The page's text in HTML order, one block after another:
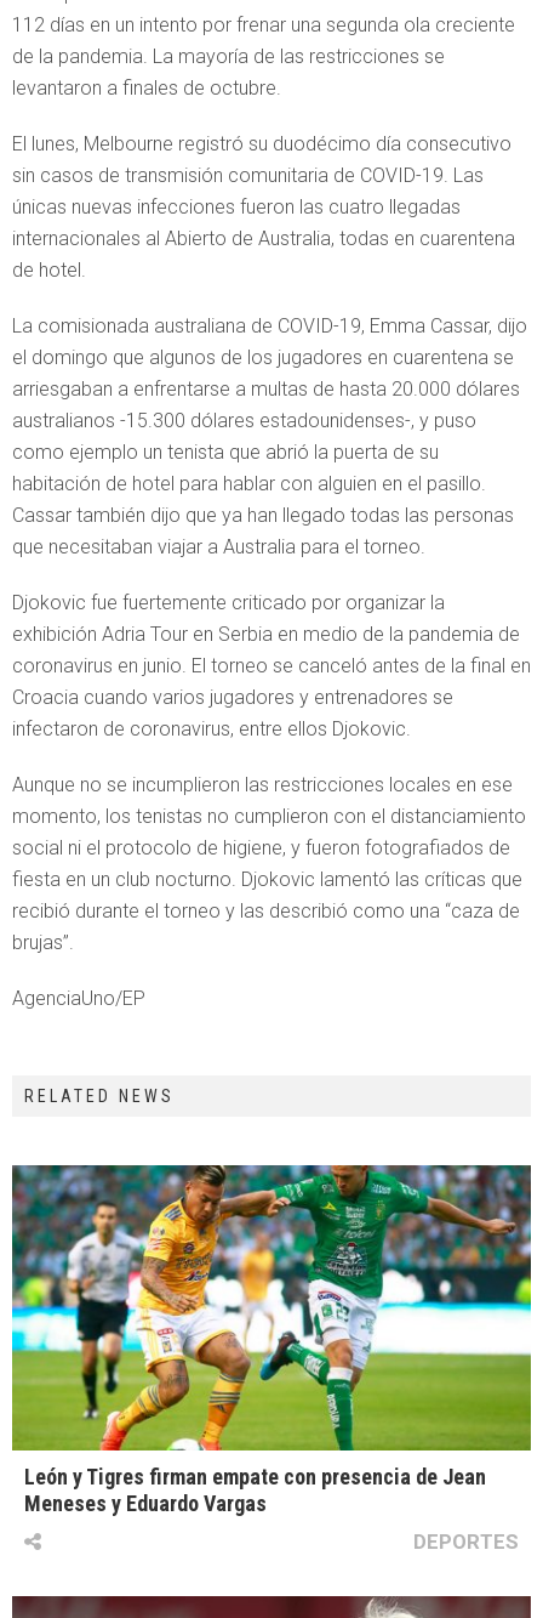
112 días en un intento por frenar una segunda ola creciente
de la pandemia. La mayoría de las restricciones se
levantaron a finales de octubre.
El lunes, Melbourne registró su duodécimo día consecutivo
sin casos de transmisión comunitaria de COVID-19. Las
únicas nuevas infecciones fueron las cuatro llegadas
internacionales al Abierto de Australia, todas en cuarentena
de hotel.
La comisionada australiana de COVID-19, Emma Cassar, dijo
el domingo que algunos de los jugadores en cuarentena se
arriesgaban a enfrentarse a multas de hasta 20.000 dólares
australianos -15.300 dólares estadounidenses-, y puso
como ejemplo un tenista que abrió la puerta de su
habitación de hotel para hablar con alguien en el pasillo.
Cassar también dijo que ya han llegado todas las personas
que necesitaban viajar a Australia para el torneo.
Djokovic fue fuertemente criticado por organizar la
exhibición Adria Tour en Serbia en medio de la pandemia de
coronavirus en junio. El torneo se canceló antes de la final en
Croacia cuando varios jugadores y entrenadores se
infectaron de coronavirus, entre ellos Djokovic.
Aunque no se incumplieron las restricciones locales en ese
momento, los tenistas no cumplieron con el distanciamiento
social ni el protocolo de higiene, y fueron fotografiados de
fiesta en un club nocturno. Djokovic lamentó las críticas que
recibió durante el torneo y las describió como una “caza de
brujas”.
AgenciaUno/EP
RELATED NEWS
León y Tigres firman empate con presencia de Jean
Meneses y Eduardo Vargas
DEPORTES